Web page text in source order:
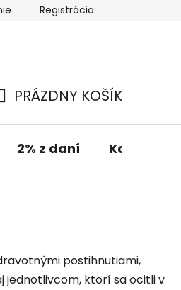
Registrácia
KOŠÍK
PRÁZDNY KOŠÍK
2% z daní Kontakt
postihnutiami,
jednotlivcom, ktorí sa ocitli v